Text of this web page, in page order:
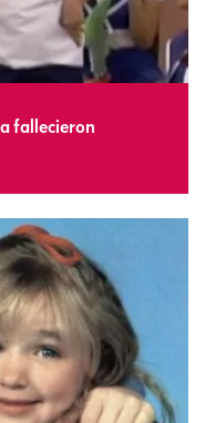
fallecieron